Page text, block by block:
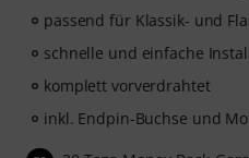
passend für Klassik- und
schnelle und einfache
komplett vorverdrahtet
inkl. Endpin-Buchse und